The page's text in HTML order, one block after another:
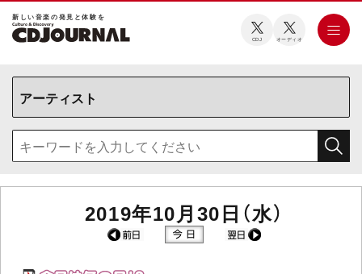
新しい⾳楽の発⾒と体験を
CDJ オーディオ
2019年10月30日（水）